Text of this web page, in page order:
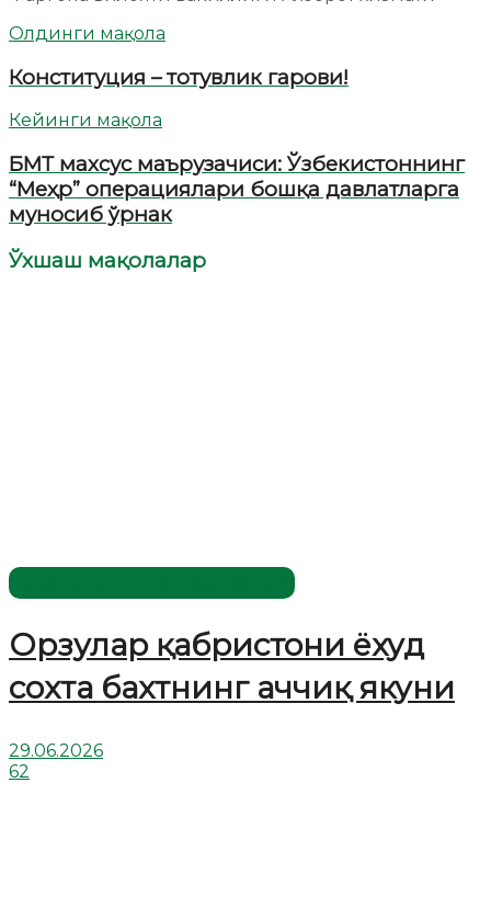
Олдинги мақола
Конституция – тотувлик гарови!
Кейинги мақола
БМТ махсус маърузачиси: Ўзбекистоннинг
“Меҳр” операциялари бошқа давлатларга
муносиб ўрнак
Ўхшаш мақолалар
Орзулар қабристони ёхуд
сохта бахтнинг аччиқ якуни
29.06.2026
62